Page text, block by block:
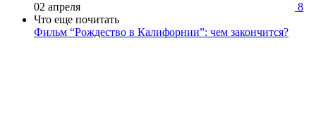
02 апреля
8
Что еще почитать
Фильм “Рождество в Калифорнии”: чем закончится?